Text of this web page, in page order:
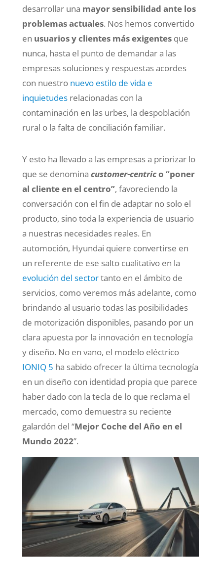
desarrollar una mayor sensibilidad ante los
problemas actuales. Nos hemos convertido
en usuarios y clientes más exigentesque
nunca, hasta el punto de demandar a las
empresas soluciones y respuestas acordes
con nuestro nuevo estilo de vida e
inquietudesrelacionadas con la
contaminación en las urbes, la despoblación
rural o la falta de conciliación familiar.
Y esto ha llevado a las empresas a priorizar lo
que se denomina customer-centrico “poner
al cliente en el centro”, favoreciendo la
conversación con el fin de adaptar no solo el
producto, sino toda la experiencia de usuario
a nuestras necesidades reales. En
automoción, Hyundai quiere convertirse en
un referente de ese salto cualitativo en la
evolución del sectortanto en el ámbito de
servicios, como veremos más adelante, como
brindando al usuario todas las posibilidades
de motorización disponibles, pasando por un
clara apuesta por la innovación en tecnología
y diseño. No en vano, el modelo eléctrico
IONIQ 5 ha sabido ofrecer la última tecnología
en un diseño con identidad propia que parece
haber dado con la tecla de lo que reclama el
mercado, como demuestra su reciente
galardón del “Mejor Coche del Año en el
Mundo 2022”.